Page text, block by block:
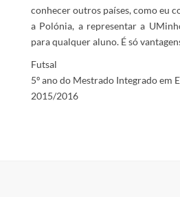
conhecer outros países, como eu
a Polónia, a representar a
para qualquer aluno. É só
Futsal
5º ano do Mestrado Integrado em
2015/2016